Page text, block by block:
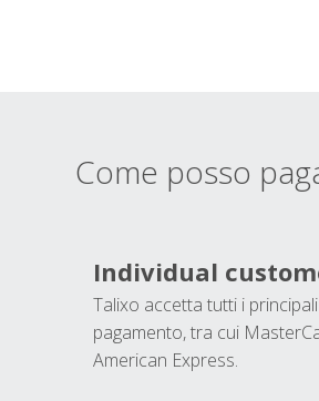
Come posso
Individual
Talixo accetta tutti i
pagamento, tra cui
American Express.